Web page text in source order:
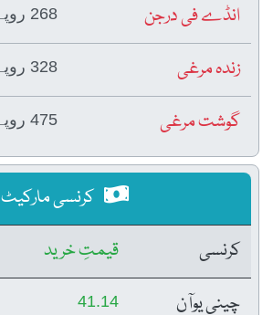
انڈے فی درجن
268 روپے
زندہ مرغی 328 روپے
گوشت مرغی 475 روپے
کرنسی مارکیٹ
کرنسی
قیمتِ خرید
چینی یوآن
41.14